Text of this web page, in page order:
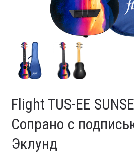
Flight TUS-EE
Сопрано с
Эклунд